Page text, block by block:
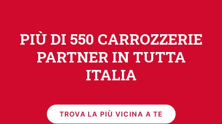
PIÙ DI 550 CARROZZERIE
PARTNER IN TUTTA
ITALIA
TROVA LA PIÙ VICINA A TE